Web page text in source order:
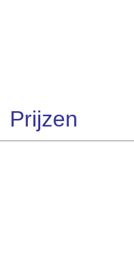
Prijzen